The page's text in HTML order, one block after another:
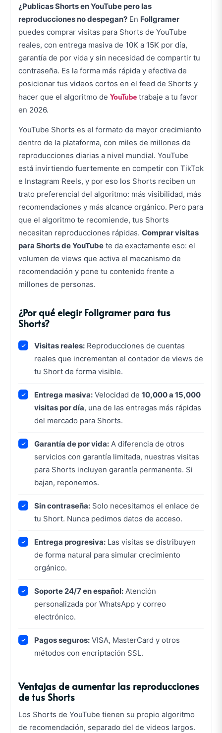
¿Publicas Shorts en YouTube pero las
reproducciones no despegan? En Follgramer
puedes comprar visitas para Shorts de YouTube
reales, con entrega masiva de 10K a 15K por día,
garantía de por vida y sin necesidad de compartir tu
contraseña. Es la forma más rápida y efectiva de
posicionar tus videos cortos en el feed de Shorts y
hacer que el algoritmo deYouTube trabaje a tu favor
en 2026.
YouTube Shorts es el formato de mayor crecimiento
dentro de la plataforma, con miles de millones de
reproducciones diarias a nivel mundial. YouTube
está invirtiendo fuertemente en competir con TikTok
e Instagram Reels, y por eso los Shorts reciben un
trato preferencial del algoritmo: más visibilidad, más
recomendaciones y más alcance orgánico. Pero para
que el algoritmo te recomiende, tus Shorts
necesitan reproducciones rápidas. Comprar visitas
para Shorts de YouTube te da exactamente eso: el
volumen de views que activa el mecanismo de
recomendación y pone tu contenido frente a
millones de personas.
¿Por qué elegir Follgramer para tus
Shorts?
Visitas reales: Reproducciones de cuentas
reales que incrementan el contador de views de
tu Short de forma visible.
Entrega masiva: Velocidad de 10,000 a 15,000
visitas por día, una de las entregas más rápidas
del mercado para Shorts.
Garantía de por vida: A diferencia de otros
servicios con garantía limitada, nuestras visitas
para Shorts incluyen garantía permanente. Si
bajan, reponemos.
Sin contraseña: Solo necesitamos el enlace de
tu Short. Nunca pedimos datos de acceso.
Entrega progresiva: Las visitas se distribuyen
de forma natural para simular crecimiento
orgánico.
Soporte 24/7 en español: Atención
personalizada por WhatsApp y correo
electrónico.
Pagos seguros: VISA, MasterCard y otros
métodos con encriptación SSL.
Ventajas de aumentar las reproducciones
de tus Shorts
Los Shorts de YouTube tienen su propio algoritmo
de recomendación, separado del de videos largos.